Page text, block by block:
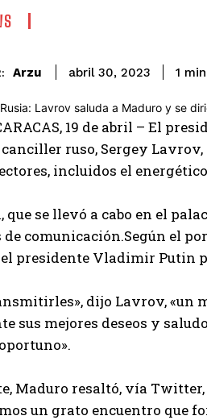
Arzu abril 30, 2023 1
19 de abril – El
canciller ruso, Sergey
incluidos el
que se llevó a cabo en el
de comunicación.Según el
presidente Vladimir Putin
dijo Lavrov, «un
sus mejores deseos y
Maduro resaltó, vía
un grato encuentro que